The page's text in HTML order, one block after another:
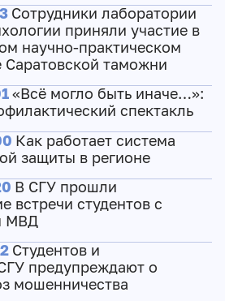
Сотрудники лаборатории
приняли участие в
научно-практическом
Саратовской таможни
«Всё могло быть иначе…»:
спектакль
Как работает система
защиты в регионе
В СГУ прошли
встречи студентов с
МВД
Студентов и
предупреждают о
мошенничества